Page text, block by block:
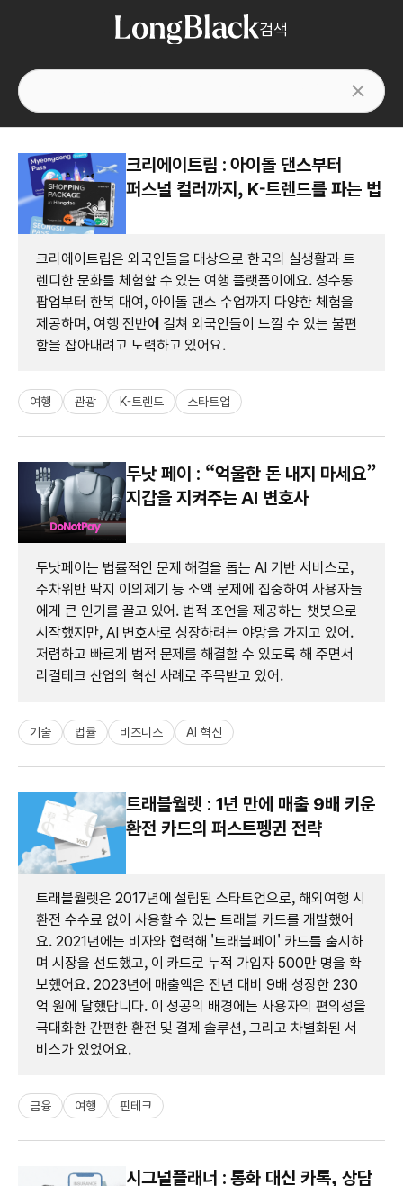
검색
크리에이트립 : 아이돌 댄스부터
퍼스널 컬러까지, K-트렌드를 파는 법
크리에이트립은 외국인들을 대상으로 한국의 실생활과 트
렌디한 문화를 체험할 수 있는 여행 플랫폼이에요. 성수동
팝업부터 한복 대여, 아이돌 댄스 수업까지 다양한 체험을
제공하며, 여행 전반에 걸쳐 외국인들이 느낄 수 있는 불편
함을 잡아내려고 노력하고 있어요.
여행 관광 K-트렌드 스타트업
두낫 페이 : “억울한 돈 내지 마세요”
지갑을 지켜주는 AI 변호사
두낫페이는 법률적인 문제 해결을 돕는 AI 기반 서비스로,
주차위반 딱지 이의제기 등 소액 문제에 집중하여 사용자들
에게 큰 인기를 끌고 있어. 법적 조언을 제공하는 챗봇으로
시작했지만, AI 변호사로 성장하려는 야망을 가지고 있어.
저렴하고 빠르게 법적 문제를 해결할 수 있도록 해 주면서
리걸테크 산업의 혁신 사례로 주목받고 있어.
기술 법률 비즈니스 AI 혁신
트래블월렛 : 1년 만에 매출 9배 키운
환전 카드의 퍼스트펭귄 전략
트래블월렛은 2017년에 설립된 스타트업으로, 해외여행 시
환전 수수료 없이 사용할 수 있는 트래블 카드를 개발했어
요. 2021년에는 비자와 협력해 '트래블페이' 카드를 출시하
며 시장을 선도했고, 이 카드로 누적 가입자 500만 명을 확
보했어요. 2023년에 매출액은 전년 대비 9배 성장한 230
억 원에 달했답니다. 이 성공의 배경에는 사용자의 편의성을
극대화한 간편한 환전 및 결제 솔루션, 그리고 차별화된 서
비스가 있었어요.
금융 여행 핀테크
시그널플래너 : 통화 대신 카톡, 상담